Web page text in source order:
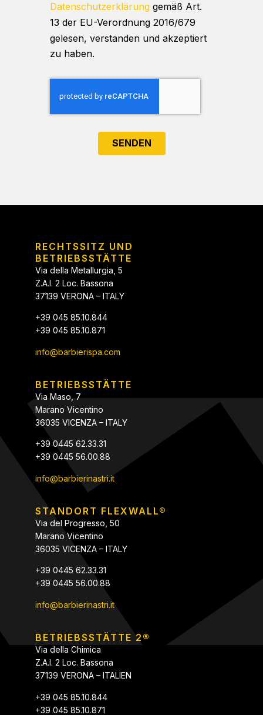
Datenschutzerklärunggemäß Art.
13 der EU-Verordnung 2016/679
gelesen, verstanden und akzeptiert
zu haben.
SENDEN
RECHTSSITZ UND
BETRIEBSSTÄTTE
Via della Metallurgia, 5
Z.A.I. 2 Loc. Bassona
37139 VERONA – ITALY
+39 045 85.10.844
+39 045 85.10.871
info@barbierispa.com
BETRIEBSSTÄTTE
Via Maso, 7
Marano Vicentino
36035 VICENZA – ITALY
+39 0445 62.33.31
+39 0445 56.00.88
info@barbierinastri.it
STANDORT FLEXWALL®
Via del Progresso, 50
Marano Vicentino
36035 VICENZA – ITALY
+39 0445 62.33.31
+39 0445 56.00.88
info@barbierinastri.it
BETRIEBSSTÄTTE 2®
Via della Chimica
Z.A.I. 2 Loc. Bassona
37139 VERONA – ITALIEN
+39 045 85.10.844
+39 045 85.10.871